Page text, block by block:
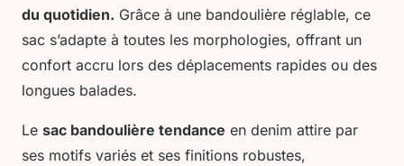
du quotidien. Grâce à une bandoulière réglable, ce
sac s’adapte à toutes les morphologies, offrant un
confort accru lors des déplacements rapides ou des
longues balades.
Le sac bandoulière tendance en denim attire par
ses motifs variés et ses finitions robustes,